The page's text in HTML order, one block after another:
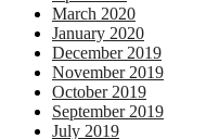
March 2020
January 2020
December 2019
November 2019
October 2019
September 2019
July 2019